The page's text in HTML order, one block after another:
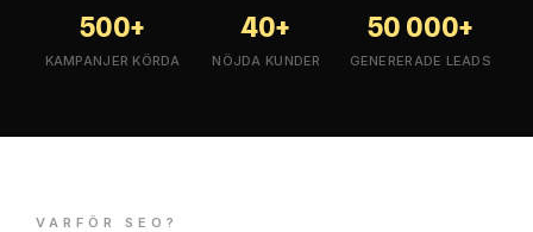
500+
KAMPANJER KÖRDA
40+
NÖJDA KUNDER
50 000+
GENERERADE LEADS
VARFÖR SEO?